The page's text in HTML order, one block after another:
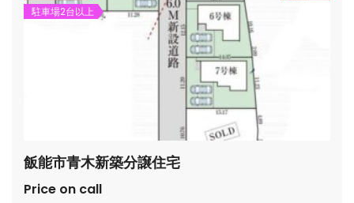
駐車場2台以上
飯能市青木新築分譲住宅
Price on callmanager/wp-